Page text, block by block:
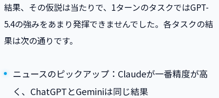
結果、その仮説は当たりで、1ターンのタスクではGPT-
5.4の強みをあまり発揮できませんでした。各タスクの結
果は次の通りです。
ニュースのピックアップ：Claudeが一番精度が高
く、ChatGPTとGeminiは同じ結果